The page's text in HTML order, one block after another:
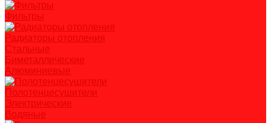
Фильтры
Радиаторы отопления
Стальные
Биметаллические
Алюминиевые
Полотенцесушители
Электрические
Водяные